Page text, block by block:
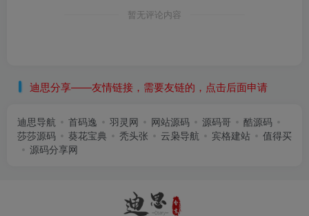
暂无评论内容
迪思分享——友情链接，需要友链的，点击后面申请
迪思导航 首码逸 羽灵网 网站源码 源码哥
酷源码
莎莎源码
葵花宝典 秃头张 云枭导航 宾格建站
值得买
源码分享网